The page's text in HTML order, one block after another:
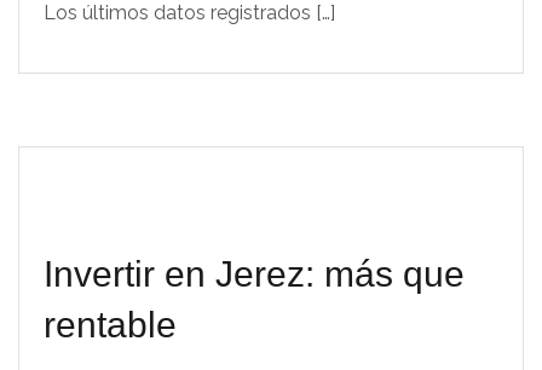
Los últimos datos registrados […]
Invertir en Jerez: más que
rentable